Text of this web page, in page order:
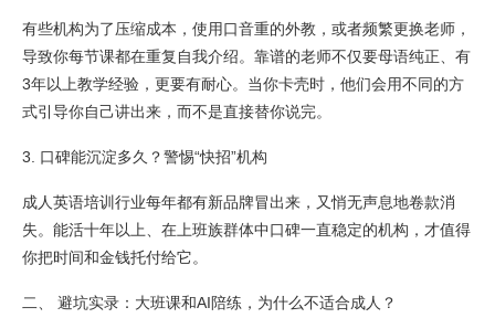
有些机构为了压缩成本，使用口音重的外教，或者频繁更换老师，
导致你每节课都在重复自我介绍。靠谱的老师不仅要母语纯正、有
3年以上教学经验，更要有耐心。当你卡壳时，他们会用不同的方
式引导你自己讲出来，而不是直接替你说完。
3. 口碑能沉淀多久？警惕“快招”机构
成人英语培训行业每年都有新品牌冒出来，又悄无声息地卷款消
失。能活十年以上、在上班族群体中口碑一直稳定的机构，才值得
你把时间和金钱托付给它。
二、 避坑实录：大班课和AI陪练，为什么不适合成人？